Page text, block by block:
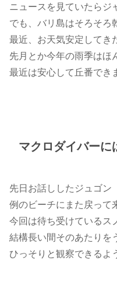
ニュースを見ていたらジ
でも、バリ島はそろそろ
最近、お天気安定してき
先月とか今年の雨季はほ
最近は安心して丘番でき
マクロダイバーに
先日お話ししたジュゴン
例のビーチにまた戻って
今回は待ち受けているス
結構長い間そのあたりを
ひっそりと観察できるよ